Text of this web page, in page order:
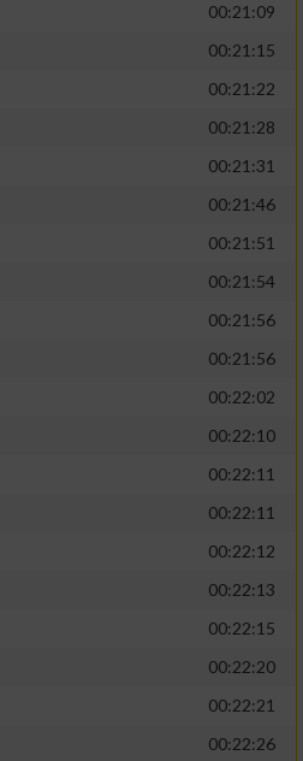
00:21:09
00:21:15
00:21:22
00:21:28
00:21:31
00:21:46
00:21:51
00:21:54
00:21:56
00:21:56
00:22:02
00:22:10
00:22:11
00:22:11
00:22:12
00:22:13
00:22:15
00:22:20
00:22:21
00:22:26